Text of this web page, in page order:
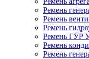
Ремень
Ремень
Ремень
Ремень ГУР
Ремень
Ремень